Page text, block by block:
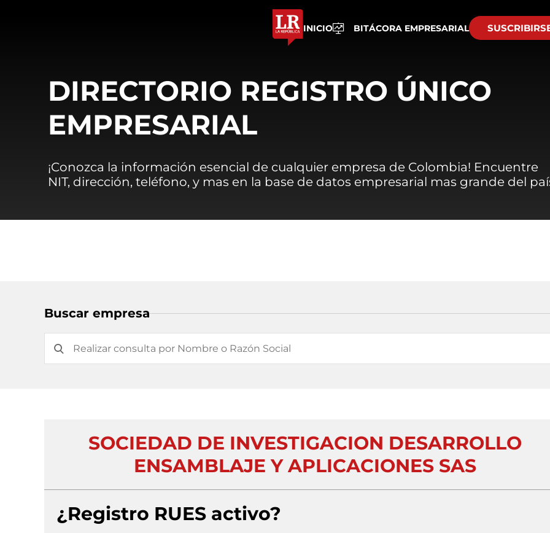
INICIO BITÁCORA EMPRESARIAL
DIRECTORIO REGISTRO ÚNICO
EMPRESARIAL
¡Conozca la información esencial de cualquier empresa de Colombia! Encuentre
NIT, dirección, teléfono, y mas en la base de datos empresarial mas grande del
Buscar empresa
SOCIEDAD DE INVESTIGACION DESARROLLO
ENSAMBLAJE Y APLICACIONES SAS
¿Registro RUES activo?